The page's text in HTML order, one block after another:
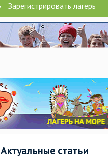
Зарегистрировать лагерь
Актуальные статьи